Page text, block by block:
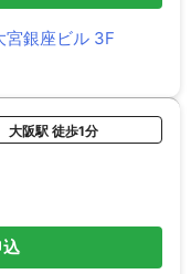
宮銀座ビル 3F
大阪駅 徒歩1分
込